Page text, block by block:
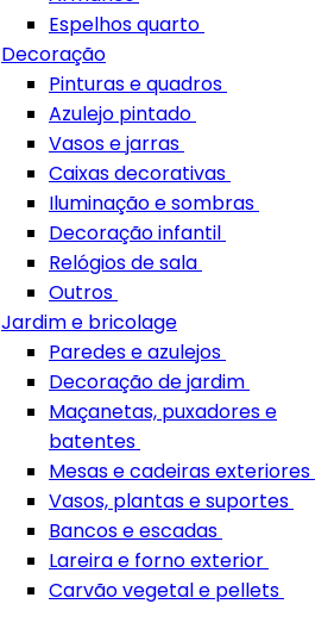
Espelhos quarto
Decoração
Pinturas e quadros
Azulejo pintado
Vasos e jarras
Caixas decorativas
Iluminação e sombras
Decoração infantil
Relógios de sala
Outros
Jardim e bricolage
Paredes e azulejos
Decoração de jardim
Maçanetas, puxadores e
batentes
Mesas e cadeiras exteriores
Vasos, plantas e suportes
Bancos e escadas
Lareira e forno exterior
Carvão vegetal e pellets